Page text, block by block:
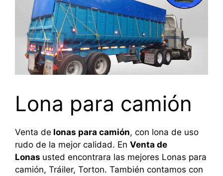
Lona para camión
Venta de lonas para camión, con lona de uso
rudo de la mejor calidad. En Venta de
Lonas usted encontrara las mejores Lonas para
camión, Tráiler, Torton. También contamos con